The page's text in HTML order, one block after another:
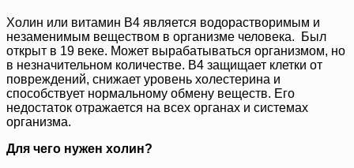
Холин или витамин В4 является водорастворимым и
незаменимым веществом в организме человека. Был
открыт в 19 веке. Может вырабатываться организмом, но
в незначительном количестве. В4 защищает клетки от
повреждений, снижает уровень холестерина и
способствует нормальному обмену веществ. Его
недостаток отражается на всех органах и системах
организма.
Для чего нужен холин?